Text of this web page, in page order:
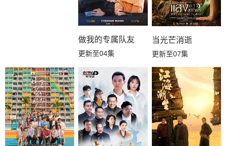
做我的专属队友
更新至04集
当光芒消逝
更新至07集